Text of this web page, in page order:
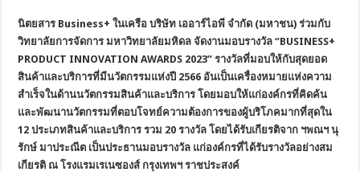
นิตยสาร Business+ ในเครือ บริษัท เออาร์ไอพี จำกัด (มหาชน) ร่วมกับ
วิทยาลัยการจัดการ มหาวิทยาลัยมหิดล จัดงานมอบรางวัล “BUSINESS+
PRODUCT INNOVATION AWARDS 2023” รางวัลที่มอบให้กับสุดยอด
สินค้าและบริการที่มีนวัตกรรมแห่งปี 2566 อันเป็นเครื่องหมายแห่งความ
สำเร็จในด้านนวัตกรรมสินค้าและบริการ โดยมอบให้แก่องค์กรที่คิดค้น
และพัฒนานวัตกรรมที่ตอบโจทย์ความต้องการของผู้บริโภคมากที่สุดใน
12 ประเภทสินค้าและบริการ รวม 20 รางวัล โดยได้รับเกียรติจาก ฯพณฯ นุ
รักษ์ มาประณีต เป็นประธานมอบรางวัล แก่องค์กรที่ได้รับรางวัลอย่างสม
เกียรติ ณ โรงแรมเรเนซองส์ กรุงเทพฯ ราชประสงค์